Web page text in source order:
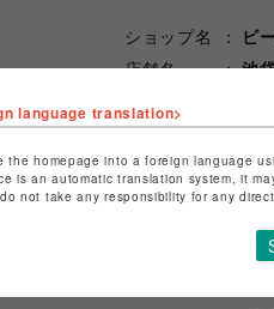
ショップ名
ビ
店舗名
池
特定商取引法など
language translation>
the homepage into a foreign language
is an automatic translation system, it
not take any responsibility for any